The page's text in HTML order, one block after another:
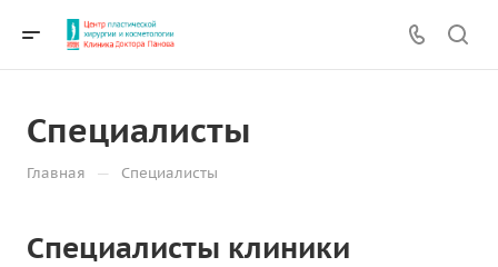
Специалисты
Главная — Специалисты
Специалисты клиники